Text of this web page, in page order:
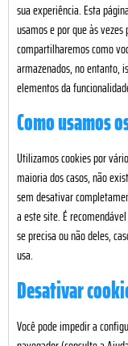
sua experiência. Esta
usamos e por que às
compartilharemos como
armazenados, no entanto,
elementos da
Como usamos
Utilizamos cookies por
maioria dos casos, não
sem desativar
a este site. É
se precisa ou não deles,
usa.
Desativar
Você pode impedir a